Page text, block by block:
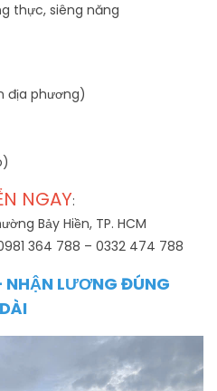
thực, siêng năng
địa phương)
NGAY:
Bảy Hiền, TP. HCM
364 788 – 0332 474 788
NHẬN LƯƠNG ĐÚNG